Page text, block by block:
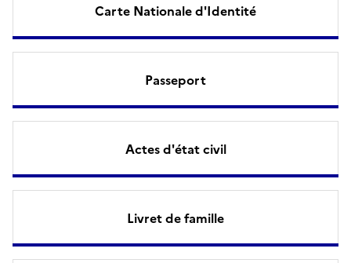
Carte Nationale d'Identité
Passeport
Actes d'état civil
Livret de famille